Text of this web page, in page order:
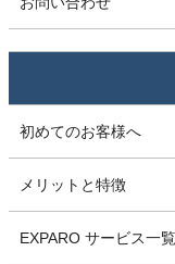
初めてのお客様へ
メリットと特徴
EXPARO サービス一覧